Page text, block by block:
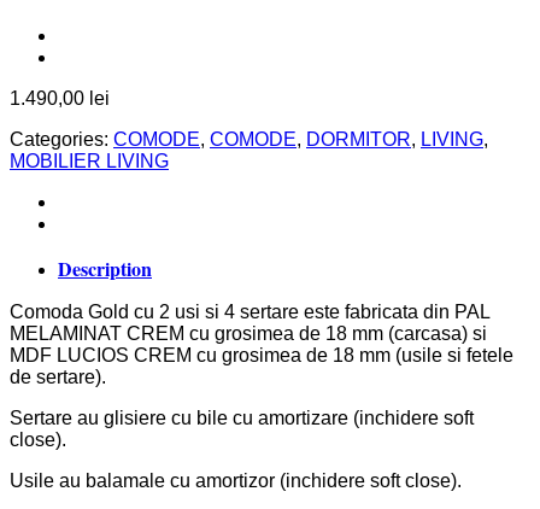
1.490,00 lei
Categories: COMODE, COMODE, DORMITOR, LIVING,
MOBILIER LIVING
Description
Comoda Gold cu 2 usi si 4 sertare este fabricata din PAL
MELAMINAT CREM cu grosimea de 18 mm (carcasa) si
MDF LUCIOS CREM cu grosimea de 18 mm (usile si fetele
de sertare).
Sertare au glisiere cu bile cu amortizare (inchidere soft
close).
Usile au balamale cu amortizor (inchidere soft close).